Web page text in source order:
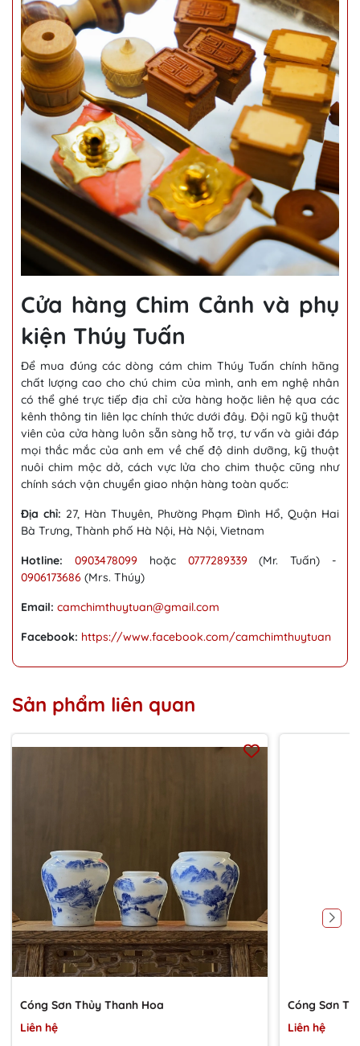
Cửa hàng Chim Cảnh và phụ
kiện Thúy Tuấn
Để mua đúng các dòng cám chim Thúy Tuấn chính hãng
chất lượng cao cho chú chim của mình, anh em nghệ nhân
có thể ghé trực tiếp địa chỉ cửa hàng hoặc liên hệ qua các
kênh thông tin liên lạc chính thức dưới đây. Đội ngũ kỹ thuật
viên của cửa hàng luôn sẵn sàng hỗ trợ, tư vấn và giải đáp
mọi thắc mắc của anh em về chế độ dinh dưỡng, kỹ thuật
nuôi chim mộc dở, cách vực lửa cho chim thuộc cũng như
chính sách vận chuyển giao nhận hàng toàn quốc:
Địa chỉ: 27, Hàn Thuyên, Phường Phạm Đình Hổ, Quận Hai
Bà Trưng, Thành phố Hà Nội, Hà Nội, Vietnam
Hotline: 0903478099 hoặc 0777289339(Mr. Tuấn) -
0906173686 (Mrs. Thúy)
Email: camchimthuytuan@gmail.com
Facebook: https://www.facebook.com/camchimthuytuan
Sản phẩm liên quan
Cóng Sơn Thủy Thanh Hoa
Liên hệ
Cóng Sơn
Liên hệ